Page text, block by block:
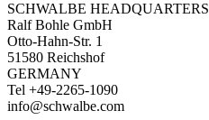
SCHWALBE HEADQUARTERS
Ralf Bohle GmbH
Otto-Hahn-Str. 1
51580 Reichshof
GERMANY
Tel +49-2265-1090
info@schwalbe.com